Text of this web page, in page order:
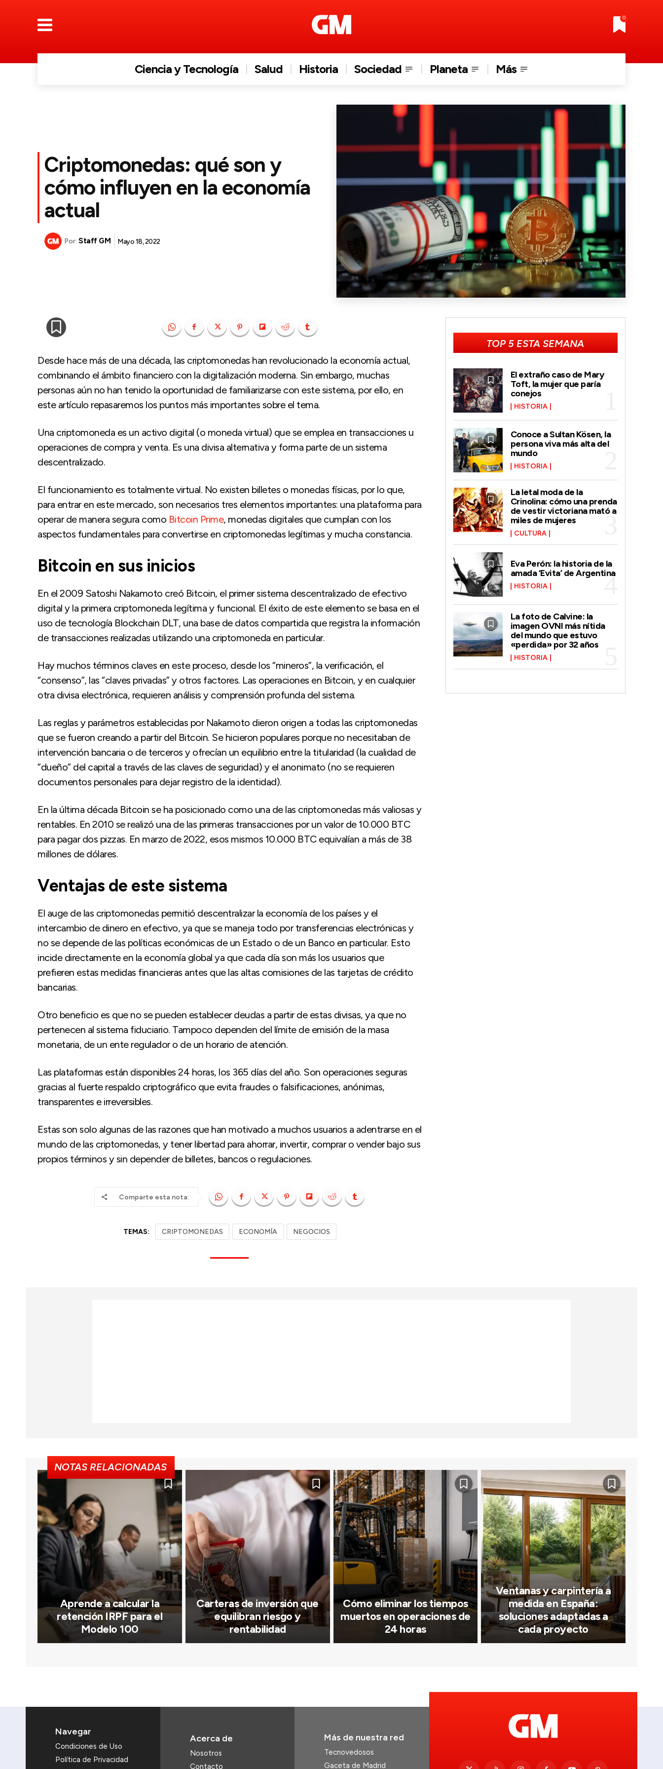
0
Ciencia y Tecnología Salud Historia Sociedad Planeta Más
Criptomonedas: qué son y
cómo influyen en la economía
actual
Por: Staff GM Mayo 18, 2022
Desde hace más de una década, las criptomonedas han revolucionado la economía actual,
combinando el ámbito financiero con la digitalización moderna. Sin embargo, muchas
personas aún no han tenido la oportunidad de familiarizarse con este sistema, por ello, en
este artículo repasaremos los puntos más importantes sobre el tema.
Una criptomoneda es un activo digital (o moneda virtual) que se emplea en transacciones u
operaciones de compra y venta. Es una divisa alternativa y forma parte de un sistema
descentralizado.
El funcionamiento es totalmente virtual. No existen billetes o monedas físicas, por lo que,
para entrar en este mercado, son necesarios tres elementos importantes: una plataforma para
operar de manera segura como Bitcoin Prime, monedas digitales que cumplan con los
aspectos fundamentales para convertirse en criptomonedas legítimas y mucha constancia.
Bitcoin en sus inicios
En el 2009 Satoshi Nakamoto creó Bitcoin, el primer sistema descentralizado de efectivo
digital y la primera criptomoneda legítima y funcional. El éxito de este elemento se basa en el
uso de tecnología Blockchain DLT, una base de datos compartida que registra la información
de transacciones realizadas utilizando una criptomoneda en particular.
Hay muchos términos claves en este proceso, desde los “mineros”, la verificación, el
“consenso”, las “claves privadas” y otros factores. Las operaciones en Bitcoin, y en cualquier
otra divisa electrónica, requieren análisis y comprensión profunda del sistema.
Las reglas y parámetros establecidas por Nakamoto dieron origen a todas las criptomonedas
que se fueron creando a partir del Bitcoin. Se hicieron populares porque no necesitaban de
intervención bancaria o de terceros y ofrecían un equilibrio entre la titularidad (la cualidad de
“dueño” del capital a través de las claves de seguridad) y el anonimato (no se requieren
documentos personales para dejar registro de la identidad).
En la última década Bitcoin se ha posicionado como una de las criptomonedas más valiosas y
rentables. En 2010 se realizó una de las primeras transacciones por un valor de 10.000 BTC
para pagar dos pizzas. En marzo de 2022, esos mismos 10.000 BTC equivalían a más de 38
millones de dólares.
Ventajas de este sistema
El auge de las criptomonedas permitió descentralizar la economía de los países y el
intercambio de dinero en efectivo, ya que se maneja todo por transferencias electrónicas y
no se depende de las políticas económicas de un Estado o de un Banco en particular. Esto
incide directamente en la economía global ya que cada día son más los usuarios que
prefieren estas medidas financieras antes que las altas comisiones de las tarjetas de crédito
bancarias.
Otro beneficio es que no se pueden establecer deudas a partir de estas divisas, ya que no
pertenecen al sistema fiduciario. Tampoco dependen del límite de emisión de la masa
monetaria, de un ente regulador o de un horario de atención.
Las plataformas están disponibles 24 horas, los 365 días del año. Son operaciones seguras
gracias al fuerte respaldo criptográfico que evita fraudes o falsificaciones, anónimas,
transparentes e irreversibles.
Estas son solo algunas de las razones que han motivado a muchos usuarios a adentrarse en el
mundo de las criptomonedas, y tener libertad para ahorrar, invertir, comprar o vender bajo sus
propios términos y sin depender de billetes, bancos o regulaciones.
Comparte esta nota:
TEMAS: CRIPTOMONEDAS ECONOMÍA NEGOCIOS
TOP 5 ESTA SEMANA
El extraño caso de Mary
Toft, la mujer que paría
conejos
HISTORIA
Conoce a Sultan Kösen, la
persona viva más alta del
mundo
HISTORIA
La letal moda de la
Crinolina: cómo una prenda
de vestir victoriana mató a
miles de mujeres
CULTURA
Eva Perón: la historia de la
amada ‘Evita’ de Argentina
HISTORIA
La foto de Calvine: la
imagen OVNI más nítida
del mundo que estuvo
«perdida» por 32 años
HISTORIA
NOTAS RELACIONADAS
Aprende a calcular la
retención IRPF para el
Modelo 100
Carteras de inversión que
equilibran riesgo y
rentabilidad
Cómo eliminar los tiempos
muertos en operaciones de
24 horas
Ventanas y carpintería a
medida en España:
soluciones adaptadas a
cada proyecto
Navegar
Condiciones de Uso
Política de Privacidad
Acerca de
Nosotros
Contacto
Más de nuestra red
Tecnovedosos
Gaceta de Madrid